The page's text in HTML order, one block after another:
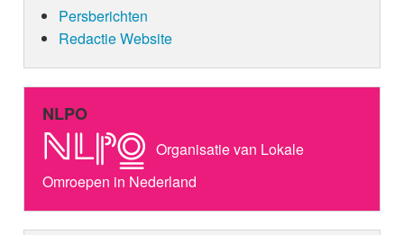
Persberichten
Redactie Website
NLPO
Organisatie van Lokale
Omroepen in Nederland